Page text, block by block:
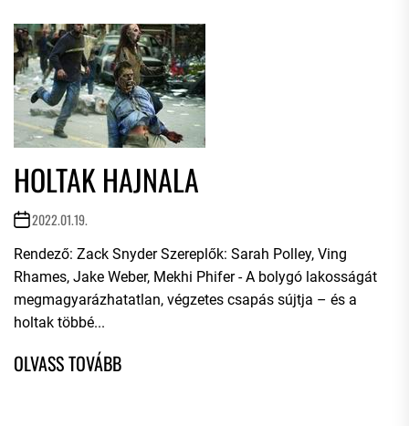
HOLTAK HAJNALA
2022.01.19.
Rendező: Zack Snyder Szereplők: Sarah Polley, Ving
Rhames, Jake Weber, Mekhi Phifer - A bolygó lakosságát
megmagyarázhatatlan, végzetes csapás sújtja – és a
holtak többé...